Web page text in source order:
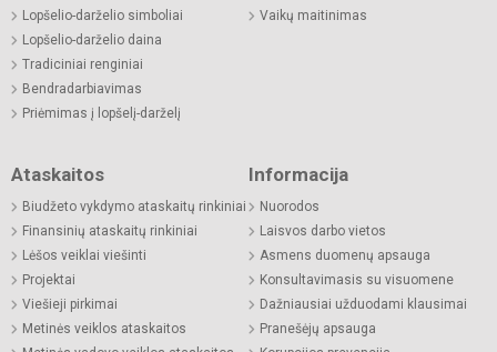
Lopšelio-darželio simboliai
Lopšelio-darželio daina
Tradiciniai renginiai
Bendradarbiavimas
Priėmimas į lopšelį-darželį
Vaikų maitinimas
Ataskaitos
Biudžeto vykdymo ataskaitų rinkiniai
Finansinių ataskaitų rinkiniai
Lėšos veiklai viešinti
Projektai
Viešieji pirkimai
Metinės veiklos ataskaitos
Informacija
Nuorodos
Laisvos darbo vietos
Asmens duomenų apsauga
Konsultavimasis su visuomene
Dažniausiai užduodami klausimai
Pranešėjų apsauga